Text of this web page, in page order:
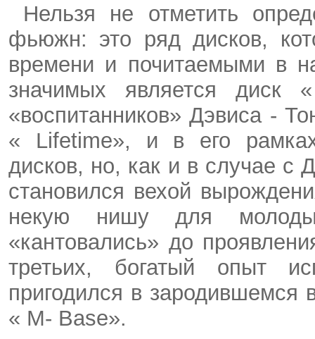
Нельзя не отметить
фьюжн: это ряд дисков,
времени и почитаемыми в
значимых является диск
«воспитанников» Дэвиса -
« Lifetime», и в его
дисков, но, как и в случае
становился вехой
некую нишу для
«кантовались» до
третьих, богатый опыт
пригодился в зародившемся
« M- Base».